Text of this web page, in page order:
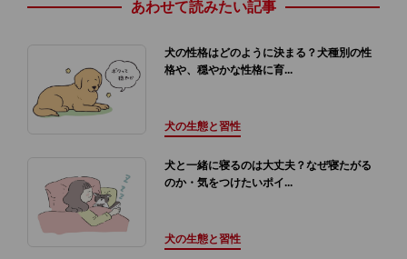
あわせて読みたい記事
犬の性格はどのように決まる？犬種別の性
格や、穏やかな性格に育...
犬の生態と習性
犬と一緒に寝るのは大丈夫？なぜ寝たがる
のか・気をつけたいポイ...
犬の生態と習性